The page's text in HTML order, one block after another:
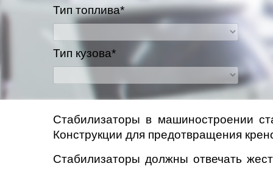
Тип топлива*
Тип кузова*
Стабилизаторы в машиностроении
Конструкции для предотвращения
Стабилизаторы должны отвечать